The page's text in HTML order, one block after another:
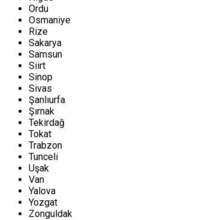
Ordu
Osmaniye
Rize
Sakarya
Samsun
Siirt
Sinop
Sivas
Şanlıurfa
Şırnak
Tekirdağ
Tokat
Trabzon
Tunceli
Uşak
Van
Yalova
Yozgat
Zonguldak